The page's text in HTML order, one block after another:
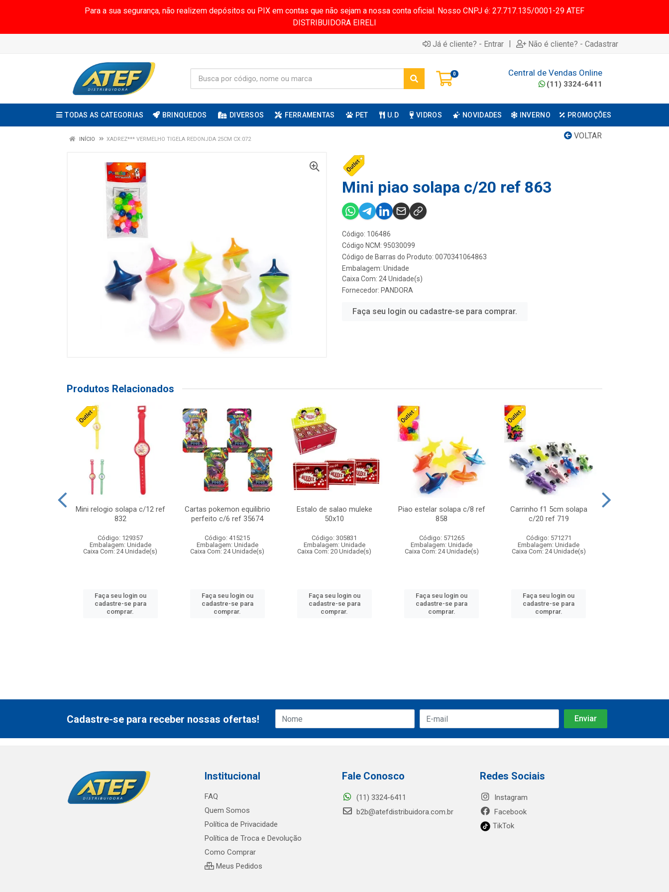
Para a sua segurança, não realizem depósitos ou PIX em contas que não sejam a nossa conta oficial. Nosso CNPJ é: 27.717.135/0001-29 ATEF
DISTRIBUIDORA EIRELI
Já é cliente? - Entrar | Não é cliente? - Cadastrar
0 Central de Vendas Online
(11) 3324-6411
TODAS AS CATEGORIAS BRINQUEDOS DIVERSOS FERRAMENTAS PET U.D VIDROS NOVIDADES INVERNO PROMOÇÕES
VOLTAR
INÍCIO XADREZ*** VERMELHO TIGELA REDONJDA 25CM CX:072
Mini piao solapa c/20 ref 863
Código: 106486
Código NCM: 95030099
Código de Barras do Produto: 0070341064863
Embalagem: Unidade
Caixa Com: 24 Unidade(s)
Fornecedor: PANDORA
Faça seu login ou cadastre-se para comprar.
Produtos Relacionados
Mini relogio solapa c/12 ref
832
Código: 129357
Embalagem: Unidade
Caixa Com: 24 Unidade(s)
Faça seu login ou
cadastre-se para
comprar.
Cartas pokemon equilibrio
perfeito c/6 ref 35674
Código: 415215
Embalagem: Unidade
Caixa Com: 24 Unidade(s)
Faça seu login ou
cadastre-se para
comprar.
Estalo de salao muleke
50x10
Código: 305831
Embalagem: Unidade
Caixa Com: 20 Unidade(s)
Faça seu login ou
cadastre-se para
comprar.
Piao estelar solapa c/8 ref
858
Código: 571265
Embalagem: Unidade
Caixa Com: 24 Unidade(s)
Faça seu login ou
cadastre-se para
comprar.
Carrinho f1 5cm solapa
c/20 ref 719
Código: 571271
Embalagem: Unidade
Caixa Com: 24 Unidade(s)
Faça seu login ou
cadastre-se para
comprar.
Cadastre-se para receber nossas ofertas!
Institucional
FAQ
Quem Somos
Política de Privacidade
Política de Troca e Devolução
Como Comprar
Meus Pedidos
Fale Conosco
(11) 3324-6411
b2b@atefdistribuidora.com.br
Redes Sociais
Instagram
Facebook
TikTok